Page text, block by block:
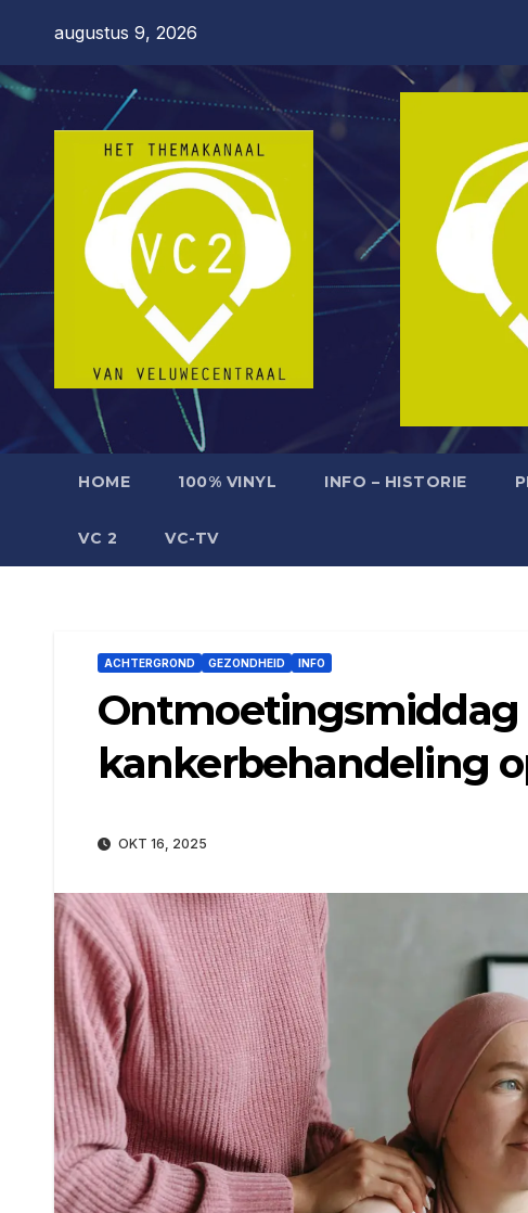
de
augustus 9, 2026
HOME 100% VINYL INFO – HISTORIE
VC 2 VC-TV
ACHTERGROND GEZONDHEID INFO
Ontmoetingsmiddag
kankerbehandeling
OKT 16, 2025